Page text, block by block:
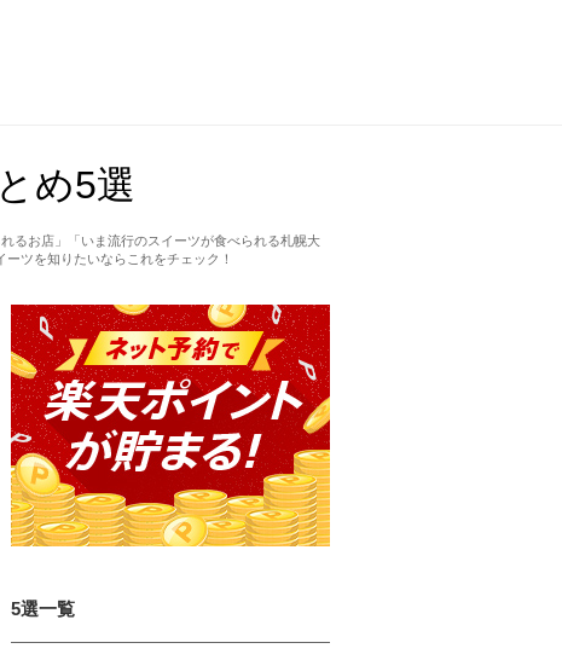
め5選
るお店」「いま流行のスイーツが食べられる札幌大
ツを知りたいならこれをチェック！
5選一覧